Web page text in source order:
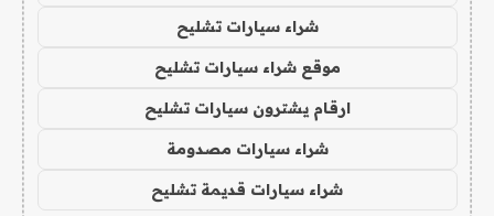
شراء سيارات تشليح
موقع شراء سيارات تشليح
ارقام يشترون سيارات تشليح
شراء سيارات مصدومة
شراء سيارات قديمة تشليح